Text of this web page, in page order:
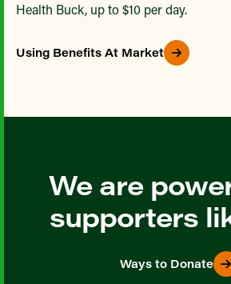
Health Buck, up to $10 per day.
Using Benefits At Market
We are
supporters
Ways to Donate